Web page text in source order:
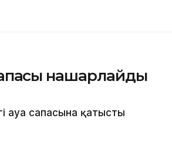
сапасы нашарлайды
ауа сапасына қатысты